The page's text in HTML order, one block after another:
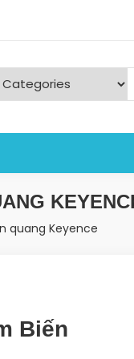
quang Keyence
Biến